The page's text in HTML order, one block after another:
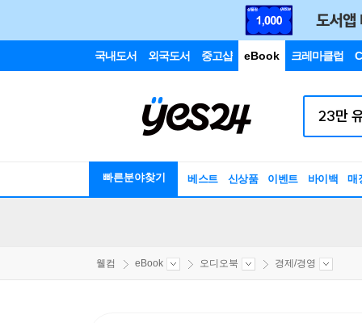
국내도서 외국도서 중고샵 eBook 크레마클럽
빠른분야찾기 베스트 신상품 이벤트 바이백 매
웰컴 eBook 오디오북 경제/경영